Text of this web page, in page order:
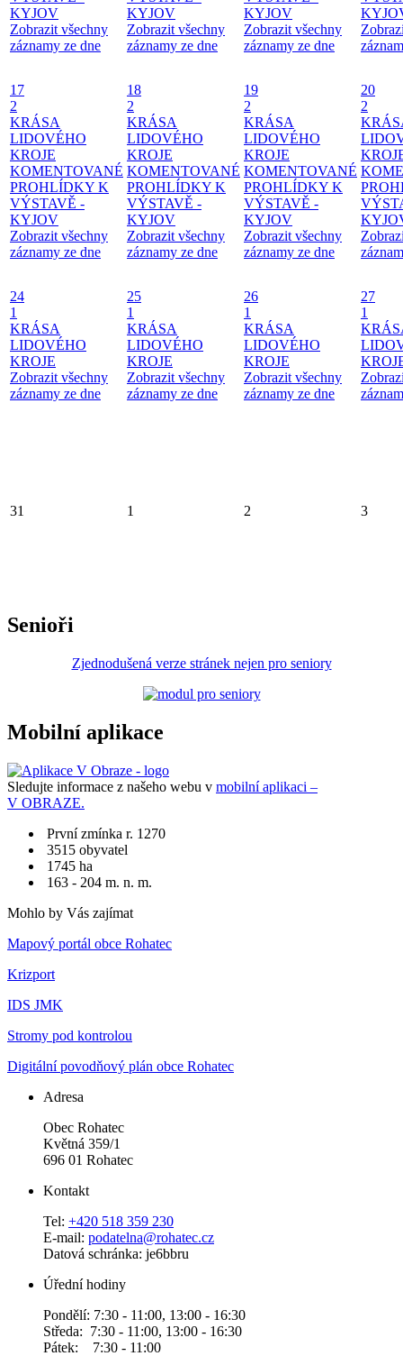
KYJOV
Zobrazit všechny
záznamy ze dne
KYJOV
Zobrazit všechny
záznamy ze dne
KYJOV
Zobrazit všechny
záznamy ze dne
17
2
KRÁSA
LIDOVÉHO
KROJE
KOMENTOVANÉ
PROHLÍDKY K
VÝSTAVĚ -
KYJOV
Zobrazit všechny
záznamy ze dne
18
2
KRÁSA
LIDOVÉHO
KROJE
KOMENTOVANÉ
PROHLÍDKY K
VÝSTAVĚ -
KYJOV
Zobrazit všechny
záznamy ze dne
19
2
KRÁSA
LIDOVÉHO
KROJE
KOMENTOVANÉ
PROHLÍDKY K
VÝSTAVĚ -
KYJOV
Zobrazit všechny
záznamy ze dne
20
2
24
1
KRÁSA
LIDOVÉHO
KROJE
Zobrazit všechny
záznamy ze dne
25
1
KRÁSA
LIDOVÉHO
KROJE
Zobrazit všechny
záznamy ze dne
26
1
KRÁSA
LIDOVÉHO
KROJE
Zobrazit všechny
záznamy ze dne
27
1
31 1 2 3
Senioři
Zjednodušená verze stránek nejen pro seniory
Mobilní aplikace
Sledujte informace z našeho webu v mobilní aplikaci –
V OBRAZE.
První zmínka r. 1270
3515 obyvatel
1745 ha
163 - 204 m. n. m.
Mohlo by Vás zajímat
Mapový portál obce Rohatec
Krizport
IDS JMK
Stromy pod kontrolou
Digitální povodňový plán obce Rohatec
Adresa
Obec Rohatec
Květná 359/1
696 01 Rohatec
Kontakt
Tel: +420 518 359 230
E-mail: podatelna@rohatec.cz
Datová schránka: je6bbru
Úřední hodiny
Pondělí: 7:30 - 11:00, 13:00 - 16:30
Středa: 7:30 - 11:00, 13:00 - 16:30
Pátek: 7:30 - 11:00